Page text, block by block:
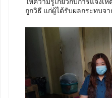
ถูกวิธี แก่ผู้ได้รับผลกระทบจ